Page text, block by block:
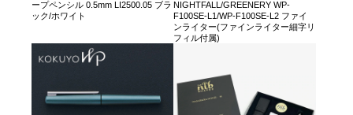
ープペンシル 0.5mm LI2500.05 ブラ
ック/ホワイト
NIGHTFALL/GREENERY WP-
F100SE-L1/WP-F100SE-L2 ファイ
ンライター(ファインライター細字リ
フィル付属)